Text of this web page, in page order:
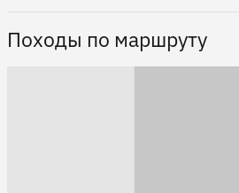
Походы по маршруту